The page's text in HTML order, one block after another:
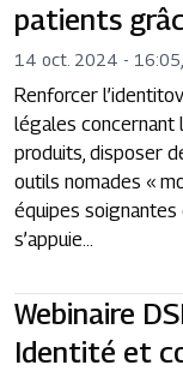
patients
14 oct. 2024 - 16:05
Renforcer
légales concernant
produits, disposer
outils nomades «
équipes soignantes
s’appuie...
Webinaire
Identité et